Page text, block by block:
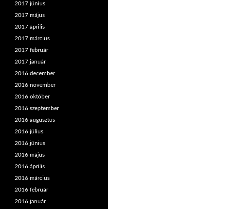
2017 június
2017 május
2017 április
2017 március
2017 február
2017 január
2016 december
2016 november
2016 október
2016 szeptember
2016 augusztus
2016 július
2016 június
2016 május
2016 április
2016 március
2016 február
2016 január